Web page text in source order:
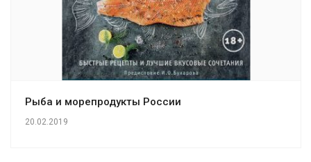
Рыба и морепродукты России
20.02.2019